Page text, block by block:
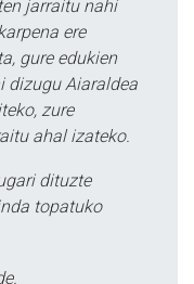
jarraitu nahi
ere
gure edukien
dizugu Aiaraldea
zure
ahal izateko.
dituzte
topatuko